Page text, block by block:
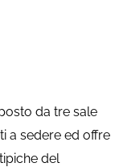
da tre sale
a sedere ed offre
del